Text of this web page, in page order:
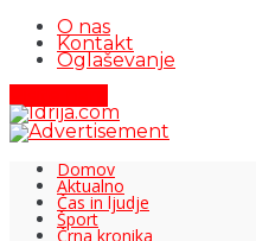
O nas
Kontakt
Oglaševanje
Domov
Aktualno
Čas in ljudje
Šport
Črna kronika